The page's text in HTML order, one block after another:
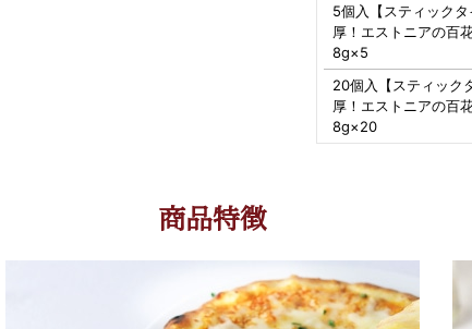
5個入【スティック
厚！エストニアの百
8g×5
20個入【スティック
厚！エストニアの百
8g×20
商品特徴